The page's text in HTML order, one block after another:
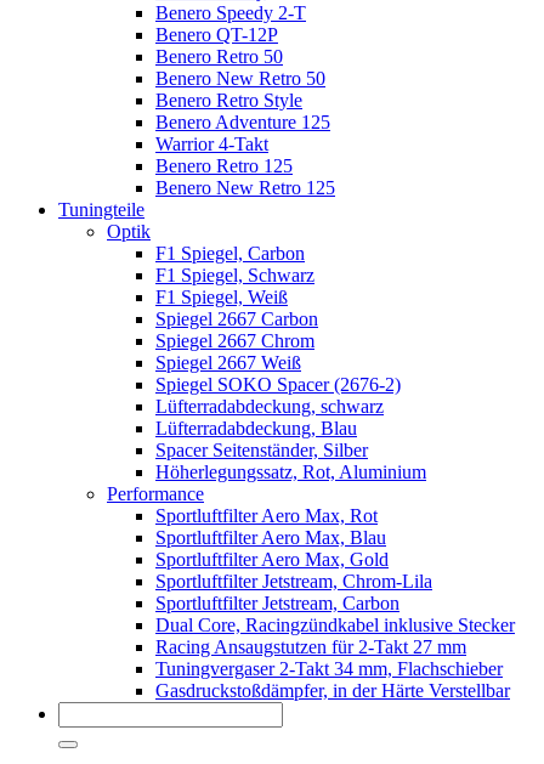
Benero Speedy 2-T
Benero QT-12P
Benero Retro 50
Benero New Retro 50
Benero Retro Style
Benero Adventure 125
Warrior 4-Takt
Benero Retro 125
Benero New Retro 125
Tuningteile
Optik
F1 Spiegel, Carbon
F1 Spiegel, Schwarz
F1 Spiegel, Weiß
Spiegel 2667 Carbon
Spiegel 2667 Chrom
Spiegel 2667 Weiß
Spiegel SOKO Spacer (2676-2)
Lüfterradabdeckung, schwarz
Lüfterradabdeckung, Blau
Spacer Seitenständer, Silber
Höherlegungssatz, Rot, Aluminium
Performance
Sportluftfilter Aero Max, Rot
Sportluftfilter Aero Max, Blau
Sportluftfilter Aero Max, Gold
Sportluftfilter Jetstream, Chrom-Lila
Sportluftfilter Jetstream, Carbon
Dual Core, Racingzündkabel inklusive Stecker
Racing Ansaugstutzen für 2-Takt 27 mm
Tuningvergaser 2-Takt 34 mm, Flachschieber
Gasdruckstoßdämpfer, in der Härte Verstellbar